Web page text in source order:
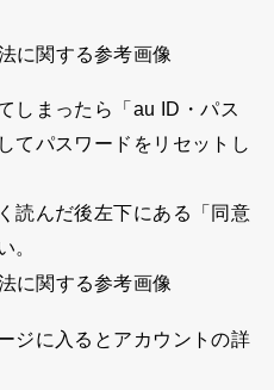
しまったら「au ID・パス
てパスワードをリセットし
読んだ後左下にある
「同意
。
ジに入るとアカウントの詳